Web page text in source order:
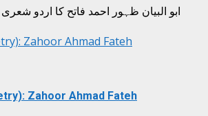
ابو البیان ظہور احمد فاتح کا اردو
Zahoor Ahmad Fateh
Zahoor Ahmad Fateh